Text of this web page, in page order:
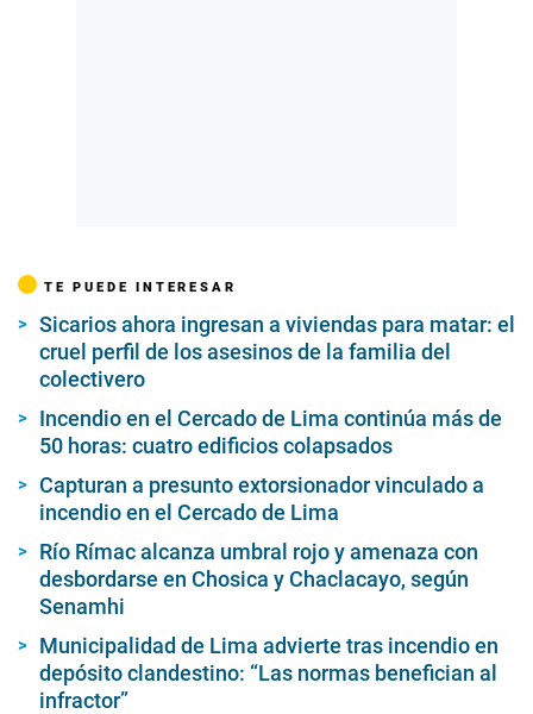
TE PUEDE INTERESAR
Sicarios ahora ingresan a viviendas para matar: el
cruel perfil de los asesinos de la familia del
colectivero
Incendio en el Cercado de Lima continúa más de
50 horas: cuatro edificios colapsados
Capturan a presunto extorsionador vinculado a
incendio en el Cercado de Lima
Río Rímac alcanza umbral rojo y amenaza con
desbordarse en Chosica y Chaclacayo, según
Senamhi
Municipalidad de Lima advierte tras incendio en
depósito clandestino: “Las normas benefician al
infractor”